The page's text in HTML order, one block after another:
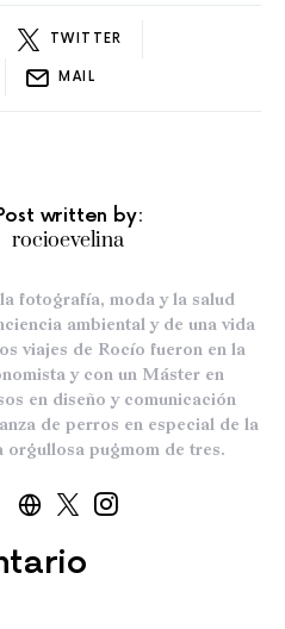
TWITTER
MAIL
written by:
rocioevelina
fotografía, moda y la salud
ambiental y de una vida
viajes de Rocío fueron en la
y con un Máster en
en diseño y comunicación
de perros en especial de la
orgullosa pugmom de tres.